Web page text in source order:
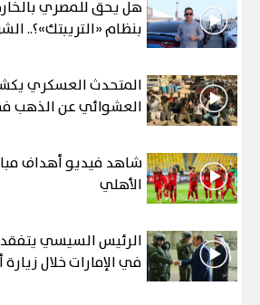
هل يحق للمصري
بنظام «التريبتك»؟..
المتحدث العسكري
العشوائي عن الذهب
الأهلي
الرئيس السيسي
في الإمارات خلال